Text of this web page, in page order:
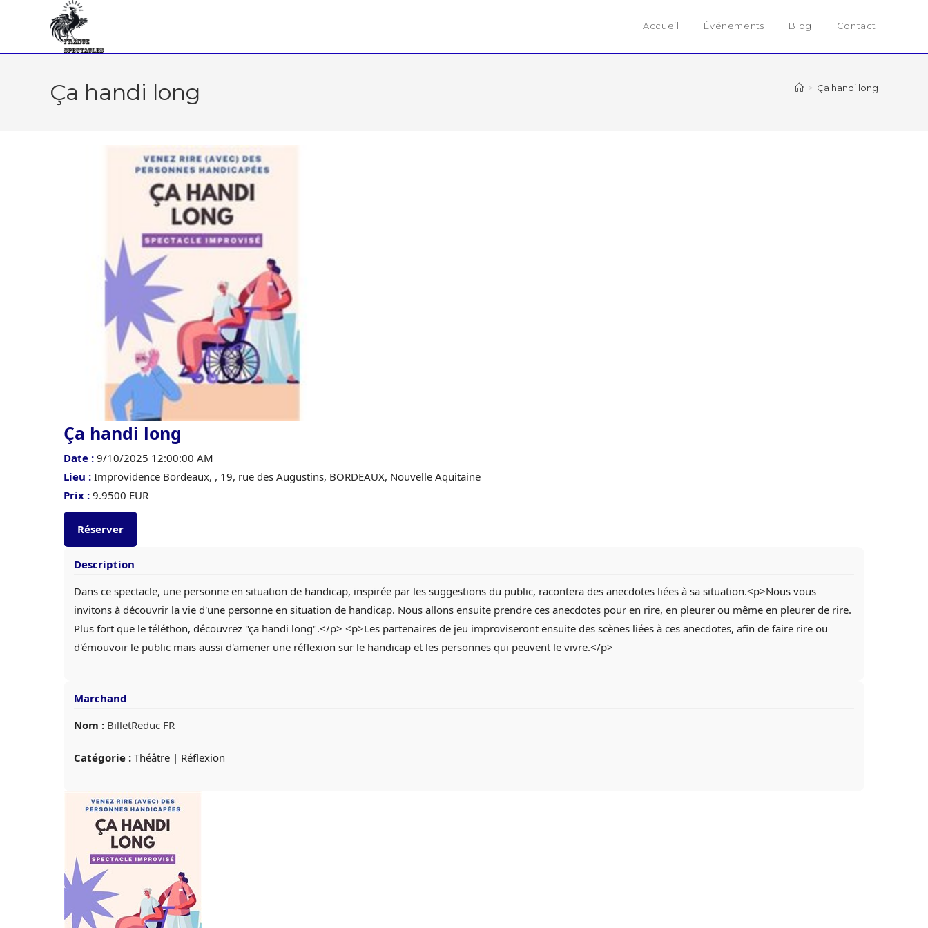
Accueil Événements Blog Contact
Ça handi long > Ça handi long
Ça handi long
Date : 9/10/2025 12:00:00 AM
Lieu : Improvidence Bordeaux, , 19, rue des Augustins, BORDEAUX, Nouvelle Aquitaine
Prix : 9.9500 EUR
Réserver
Description
Dans ce spectacle, une personne en situation de handicap, inspirée par les suggestions du public, racontera des anecdotes liées à sa situation.<p>Nous vous
invitons à découvrir la vie d'une personne en situation de handicap. Nous allons ensuite prendre ces anecdotes pour en rire, en pleurer ou même en pleurer de rire.
Plus fort que le téléthon, découvrez "ça handi long".</p> <p>Les partenaires de jeu improviseront ensuite des scènes liées à ces anecdotes, afin de faire rire ou
d'émouvoir le public mais aussi d'amener une réflexion sur le handicap et les personnes qui peuvent le vivre.</p>
Marchand
Nom : BilletReduc FR
Catégorie : Théâtre | Réflexion